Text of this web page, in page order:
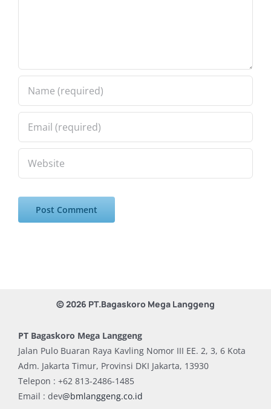
© 2026 PT.Bagaskoro Mega Langgeng
PT Bagaskoro Mega Langgeng
Jalan Pulo Buaran Raya Kavling Nomor III EE. 2, 3, 6 Kota
Adm. Jakarta Timur, Provinsi DKI Jakarta, 13930
Telepon : +62 813-2486-1485
Email : dev@bmlanggeng.co.id